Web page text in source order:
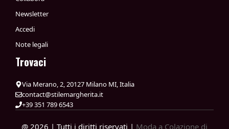
Newsletter
Accedi
Note legali
Trovaci
Via Merano, 2, 20127 Milano MI, Italia
contact@stilemargherita.it
+39 351 789 6543
@ 2026 | Tutti i diritti riservati | Moda a Colazione di